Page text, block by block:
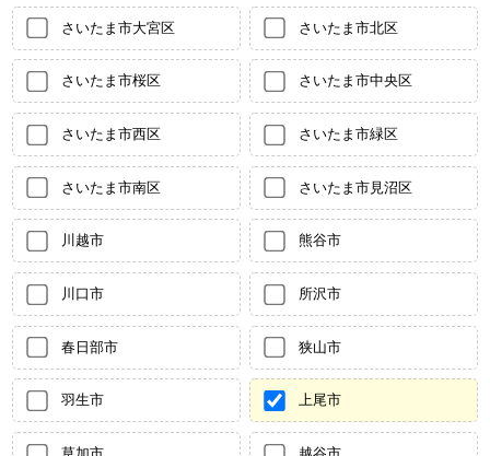
さいたま市大宮区 さいたま市北区
さいたま市桜区 さいたま市中央区
さいたま市西区 さいたま市緑区
さいたま市南区 さいたま市見沼区
川越市 熊谷市
川口市 所沢市
春日部市 狭山市
羽生市 上尾市